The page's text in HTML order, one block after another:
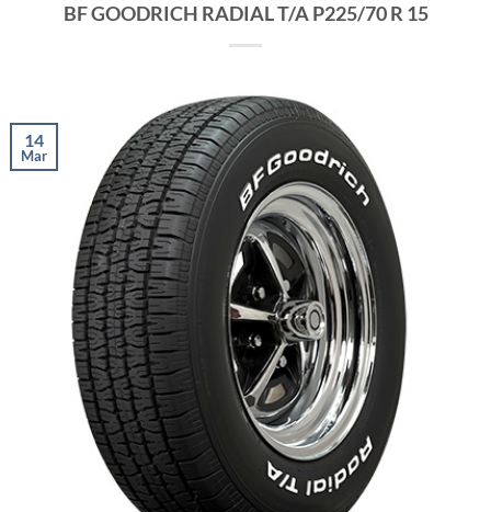
BF GOODRICH RADIAL T/A P225/70 R 15
14
Mar